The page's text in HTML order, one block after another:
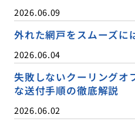
2026.06.09
外れた網戸をスムーズに
2026.06.04
失敗しないクーリングオ
な送付手順の徹底解説
2026.06.02